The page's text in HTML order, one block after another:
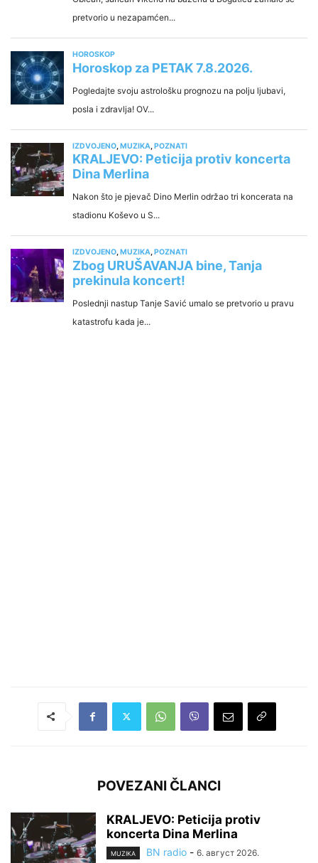
POVEZANI ČLANCI
KRALJEVO: Peticija protiv
koncerta Dina Merlina
MUZIKA BN radio - 6. август 2026.